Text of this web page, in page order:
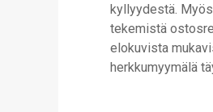
kyllyydestä.
tekemistä
elokuvista
herkkumyymälä